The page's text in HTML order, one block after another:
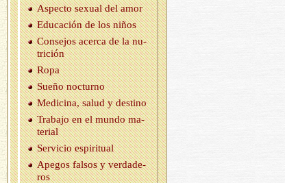
As­pec­to se­xual del amor
Edu­ca­ción de los niños
Con­se­jos acer­ca de la nu­
tri­ción
Ropa
Sueño noc­turno
Me­di­ci­na, salud y des­tino
Tra­ba­jo en el mundo ma­
te­rial
Ser­vi­cio es­pi­ri­tual
Ape­gos fal­sos y ver­da­de­
ros